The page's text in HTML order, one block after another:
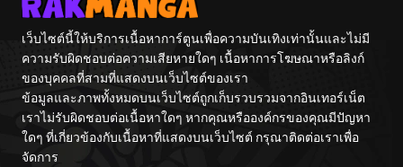
เว็บไซต์นี้ให้บริการเนื้อหาการ์ตูนเพื่อความบันเทิงเท่านั้นและไม่มี
ความรับผิดชอบต่อความเสียหายใดๆ เนื้อหาการโฆษณาหรือลิงก์
ของบุคคลที่สามที่แสดงบนเว็บไซต์ของเรา
ข้อมูลและภาพทั้งหมดบนเว็บไซต์ถูกเก็บรวบรวมจากอินเทอร์เน็ต
เราไม่รับผิดชอบต่อเนื้อหาใดๆ หากคุณหรือองค์กรของคุณมีปัญหา
ใดๆ ที่เกี่ยวข้องกับเนื้อหาที่แสดงบนเว็บไซต์ กรุณาติดต่อเราเพื่อ
จัดการ